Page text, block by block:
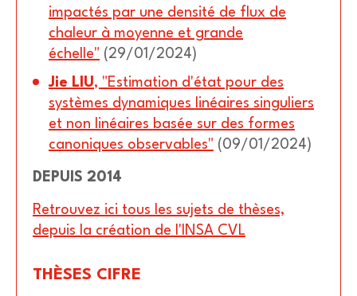
impactés par une densité de flux de
chaleur à moyenne et grande
échelle" (29/01/2024)
Jie LIU, "Estimation d'état pour des
systèmes dynamiques linéaires singuliers
et non linéaires basée sur des formes
canoniques observables" (09/01/2024)
DEPUIS 2014
Retrouvez ici tous les sujets de thèses,
depuis la création de l'INSA CVL
THÈSES CIFRE